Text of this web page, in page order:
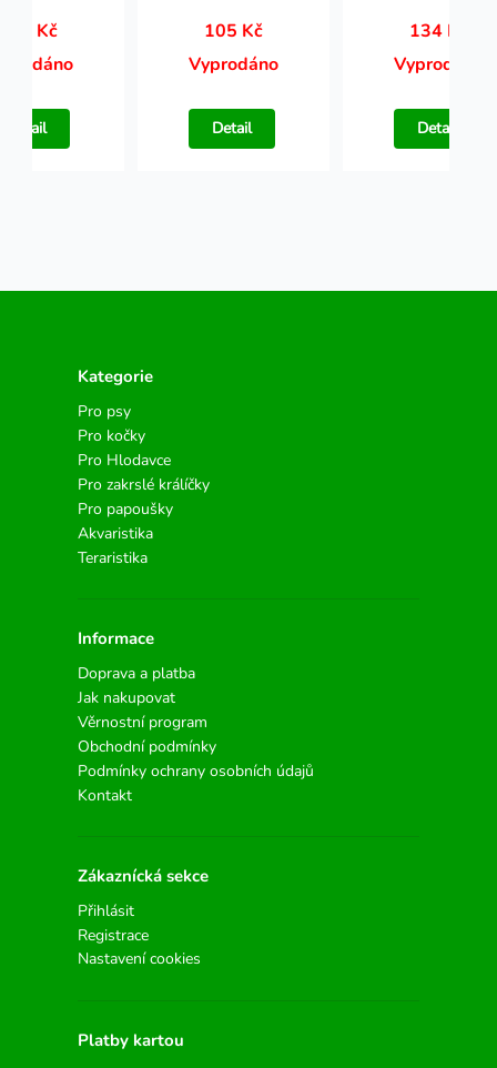
105 Kč
Detail
105 Kč
Vyprodáno
Detail
134 Kč
Vyprodáno
Detail
Kategorie
Pro psy
Pro kočky
Pro Hlodavce
Pro zakrslé králíčky
Pro papoušky
Akvaristika
Teraristika
Informace
Doprava a platba
Jak nakupovat
Věrnostní program
Obchodní podmínky
Podmínky ochrany osobních údajů
Kontakt
Zákaznícká sekce
Přihlásit
Registrace
Nastavení cookies
Platby kartou